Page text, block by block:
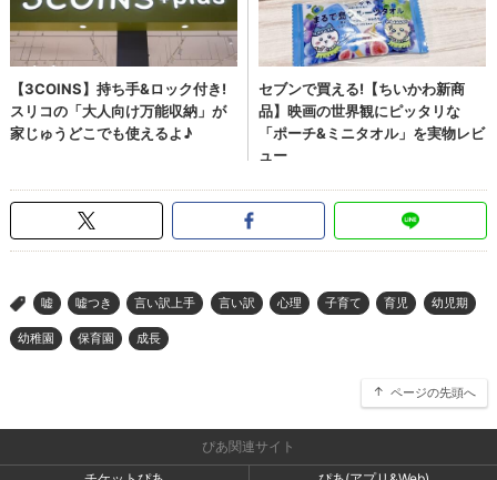
> 嘘 嘘つき 言い訳上手 言い訳 心理 子育て 育児 幼児期
幼稚園 保育園 成長
ページの先頭へ
ぴあ関連サイト